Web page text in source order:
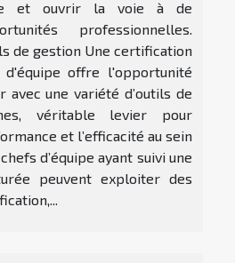
et ouvrir la voie à de
professionnelles.
de gestion Une certification
d'équipe offre l'opportunité
avec une variété d’outils de
véritable levier pour
et l’efficacité au sein
d’équipe ayant suivi une
peuvent exploiter des